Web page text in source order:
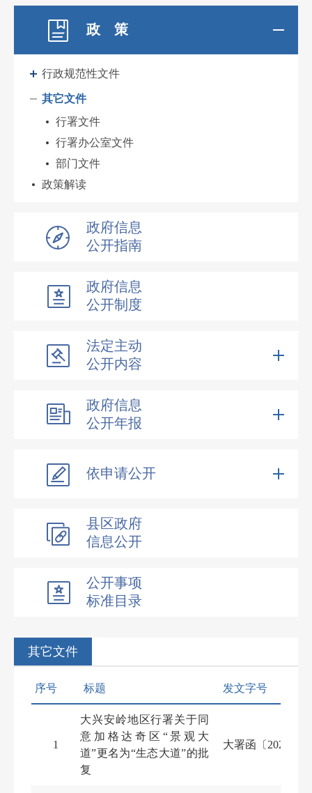
政 策
行政规范性文件
其它文件
行署文件
行署办公室文件
部门文件
政策解读
政府信息
公开指南
政府信息
公开制度
法定主动
公开内容
政府信息
公开年报
依申请公开
县区政府
信息公开
公开事项
标准目录
其它文件
序号 标题 发文字号
1
大兴安岭地区行署关于同
意加格达奇区“景观大
道”更名为“生态大道”的批
复
大署函〔2026〕